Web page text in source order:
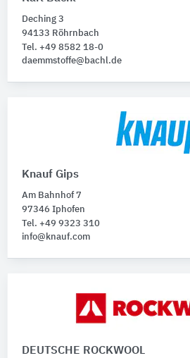
Deching 3
94133 Röhrnbach
Tel. +49 8582 18-0
daemmstoffe@bachl.de
Knauf Gips
Am Bahnhof 7
97346 Iphofen
Tel. +49 9323 310
info@knauf.com
DEUTSCHE ROCKWOOL